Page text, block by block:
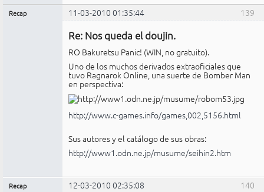
139
Recap 11-03-2010 01:35:44
Re: Nos queda el doujin.
RO Bakuretsu Panic! (WIN, no gratuito).
Uno de los muchos derivados extraoficiales que
tuvo Ragnarok Online, una suerte de Bomber Man
en perspectiva:
http://www.c-games.info/games,002,5156.html
Sus autores y el catálogo de sus obras:
http://www1.odn.ne.jp/musume/seihin2.htm
140
Recap 12-03-2010 02:35:08